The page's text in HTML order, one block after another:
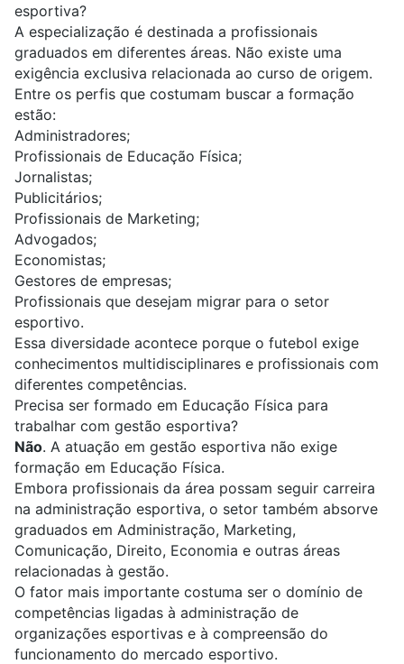
esportiva?
A especialização é destinada a profissionais
graduados em diferentes áreas. Não existe uma
exigência exclusiva relacionada ao curso de origem.
Entre os perfis que costumam buscar a formação
estão:
Administradores;
Profissionais de Educação Física;
Jornalistas;
Publicitários;
Profissionais de Marketing;
Advogados;
Economistas;
Gestores de empresas;
Profissionais que desejam migrar para o setor
esportivo.
Essa diversidade acontece porque o futebol exige
conhecimentos multidisciplinares e profissionais com
diferentes competências.
Precisa ser formado em Educação Física para
trabalhar com gestão esportiva?
Não. A atuação em gestão esportiva não exige
formação em Educação Física.
Embora profissionais da área possam seguir carreira
na administração esportiva, o setor também absorve
graduados em Administração, Marketing,
Comunicação, Direito, Economia e outras áreas
relacionadas à gestão.
O fator mais importante costuma ser o domínio de
competências ligadas à administração de
organizações esportivas e à compreensão do
funcionamento do mercado esportivo.